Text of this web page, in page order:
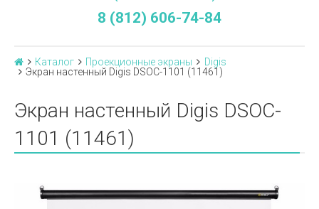
8 (812) 606-74-84
Каталог Проекционные экраны
Digis
Экран настенный Digis DSOC-1101 (11461)
Экран настенный Digis DSOC-
1101 (11461)